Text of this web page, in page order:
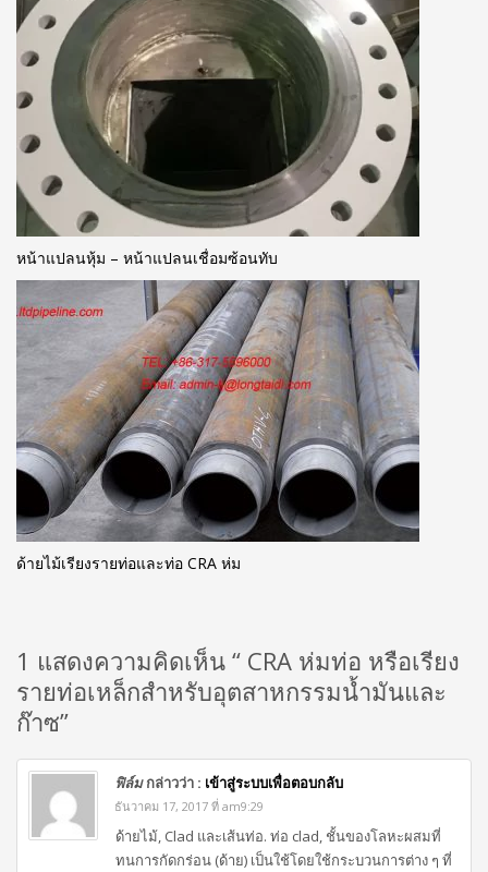
หน้าแปลนหุ้ม – หน้าแปลนเชื่อมซ้อนทับ
ด้ายไม้เรียงรายท่อและท่อ CRA ห่ม
1 แสดงความคิดเห็น “ CRA ห่มท่อ หรือเรียง
รายท่อเหล็กสำหรับอุตสาหกรรมน้ำมันและ
ก๊าซ”
ฟิล์มกล่าวว่า : เข้าสู่ระบบเพื่อตอบกลับ
ธันวาคม 17, 2017 ที่ am9:29
ด้ายไม้, Clad และเส้นท่อ. ท่อ clad, ชั้นของโลหะผสมที่
ทนการกัดกร่อน (ด้าย) เป็นใช้โดยใช้กระบวนการต่าง ๆ ที่